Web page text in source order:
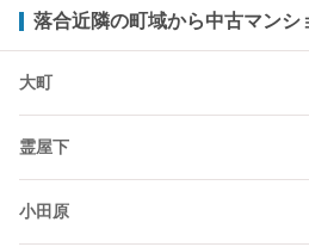
落合近隣の町域から中古マンシ
大町
霊屋下
小田原